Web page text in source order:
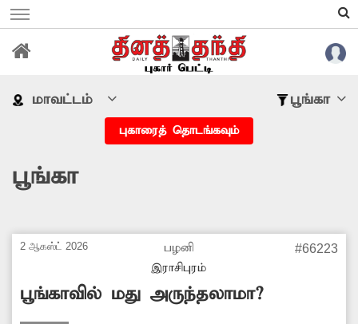
மாவட்டம் பூங்கா
புகாரைத் தொடங்கவும்
பூங்கா
2 ஆகஸ்ட் 2026
பழனி
இராசிபுரம்
#66223
பூங்காவில் மது அருந்தலாமா?